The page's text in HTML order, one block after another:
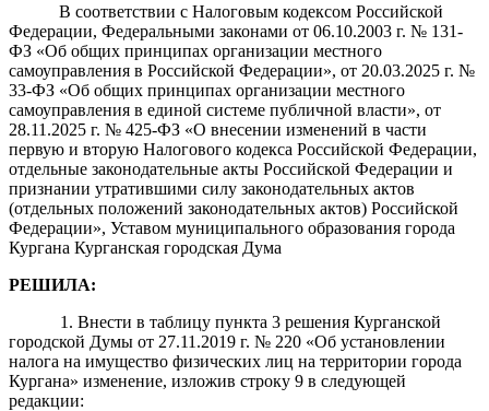
В соответствии с Налоговым кодексом Российской
Федерации, Федеральными законами от 06.10.2003 г. № 131-
ФЗ «Об общих принципах организации местного
самоуправления в Российской Федерации», от 20.03.2025 г. №
33-ФЗ «Об общих принципах организации местного
самоуправления в единой системе публичной власти», от
28.11.2025 г. № 425-ФЗ «О внесении изменений в части
первую и вторую Налогового кодекса Российской Федерации,
отдельные законодательные акты Российской Федерации и
признании утратившими силу законодательных актов
(отдельных положений законодательных актов) Российской
Федерации», Уставом муниципального образования города
Кургана Курганская городская Дума
РЕШИЛА:
1. Внести в таблицу пункта 3 решения Курганской
городской Думы от 27.11.2019 г. № 220 «Об установлении
налога на имущество физических лиц на территории города
Кургана» изменение, изложив строку 9 в следующей
редакции: